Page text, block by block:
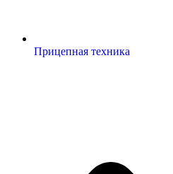
Прицепная техника